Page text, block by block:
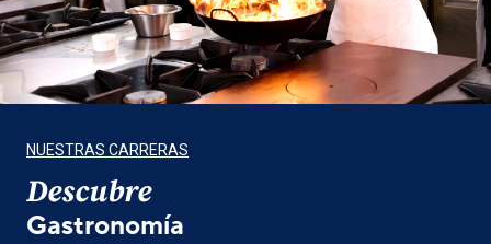
NUESTRAS CARRERAS
Descubre
Gastronomía